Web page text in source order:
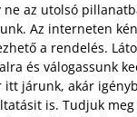
ne az utolsó
Az interneten
a rendelés.
és válogassunk
itt járunk, akár
is. Tudjuk